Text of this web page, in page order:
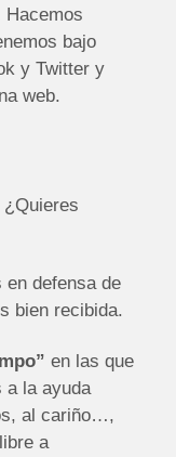
bajo
y Twitter y
web.
en defensa de
bien recibida.
en las que
a la ayuda
al cariño…,
a